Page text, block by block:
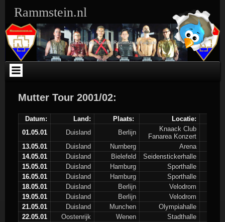
inhoud
Rammstein.nl
The Original Dutch Rammstein Fansite
Mutter Tour 2001/02:
Datum: Land: Plaats:
Locatie:
01.05.01
Duisland Berlijn
Knaack Club
Fanarea Konzert
13.05.01
Duisland Nurnberg
Arena
14.05.01
Duisland Bielefeld
Seidenstickerhalle
15.05.01
Duisland Hamburg
Sporthalle
16.05.01
Duisland Hamburg
Sporthalle
18.05.01
Duisland Berlijn
Velodrom
19.05.01
Duisland Berlijn
Velodrom
21.05.01
Duisland Munchen
Olympiahalle
22.05.01
Oostenrijk Wenen
Stadthalle